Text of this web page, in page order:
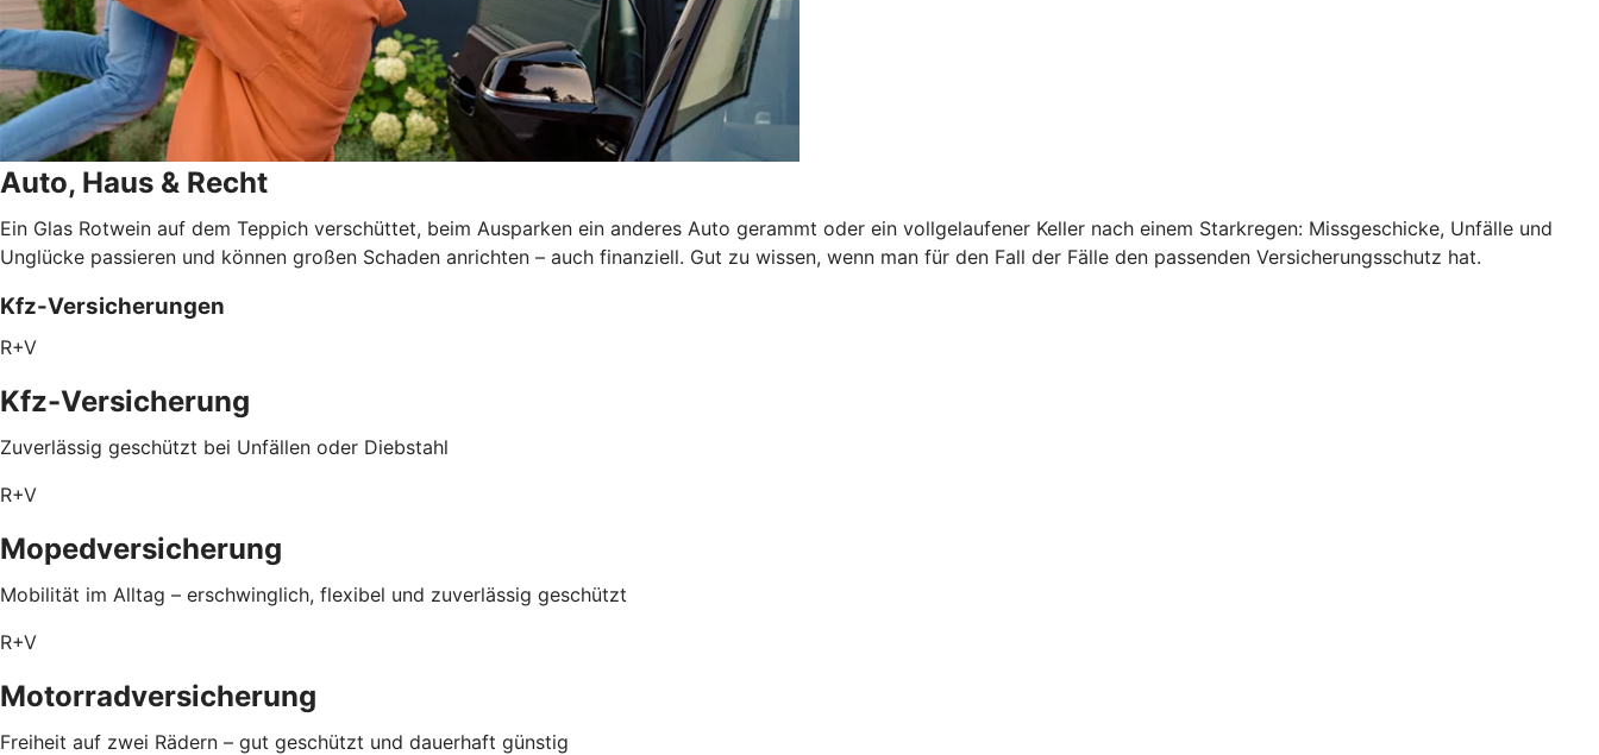
Auto, Haus & Recht
Ein Glas Rotwein auf dem Teppich verschüttet, beim Ausparken ein anderes Auto gerammt oder ein vollgelaufener Keller nach einem Starkregen: Missgeschicke, Unfälle und
Unglücke passieren und können großen Schaden anrichten – auch finanziell. Gut zu wissen, wenn man für den Fall der Fälle den passenden Versicherungsschutz hat.
Kfz-Versicherungen
R+V
Kfz-Versicherung
Zuverlässig geschützt bei Unfällen oder Diebstahl
R+V
Mopedversicherung
Mobilität im Alltag – erschwinglich, flexibel und zuverlässig geschützt
R+V
Motorradversicherung
Freiheit auf zwei Rädern – gut geschützt und dauerhaft günstig